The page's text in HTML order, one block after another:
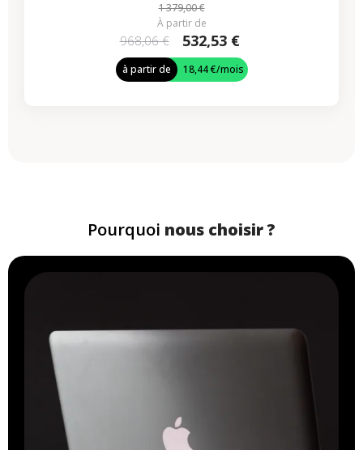
1 379,00 €
À partir de
968,06 € 532,53 €
à partir de 18,44 €/mois
Pourquoi nous choisir ?